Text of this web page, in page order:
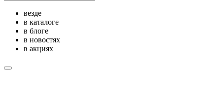
везде
в каталоге
в блоге
в новостях
в акциях